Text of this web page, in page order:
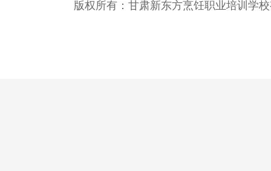
版权所有：甘肃新东方烹饪职业培训学